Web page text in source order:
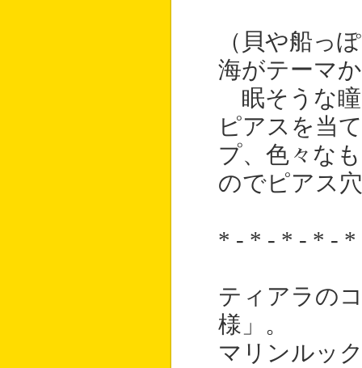
（貝や船っ
海がテーマ
眠そうな
ピアスを当
プ、色々な
のでピアス
* - * - * - * -
ティアラの
様」。
マリンルッ